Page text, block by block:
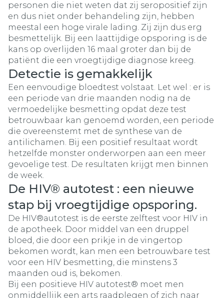
personen die niet weten dat zij seropositief zijn
en dus niet onder behandeling zijn, hebben
meestal een hoge virale lading. Zij zijn dus erg
besmettelijk. Bij een laattijdige opsporing is de
kans op overlijden 16 maal groter dan bij de
patiënt die een vroegtijdige diagnose kreeg.
Detectie is gemakkelijk
Een eenvoudige bloedtest volstaat. Let wel : er is
een periode van drie maanden nodig na de
vermoedelijke besmetting opdat deze test
betrouwbaar kan genoemd worden, een periode
die overeenstemt met de synthese van de
antilichamen. Bij een positief resultaat wordt
hetzelfde monster onderworpen aan een meer
gevoelige test. De resultaten krijgt men binnen
de week.
De HIV® autotest : een nieuwe
stap bij vroegtijdige opsporing.
De HIV®autotest is de eerste zelftest voor HIV in
de apotheek. Door middel van een druppel
bloed, die door een prikje in de vingertop
bekomen wordt, kan men een betrouwbare test
voor een HIV besmetting, die minstens 3
maanden oud is, bekomen.
Bij een positieve HIV autotest® moet men
onmiddellijk een arts raadplegen of zich naar